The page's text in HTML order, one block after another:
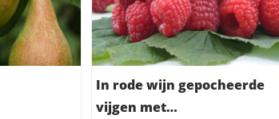
In rode wijn gepocheerde
vijgen met